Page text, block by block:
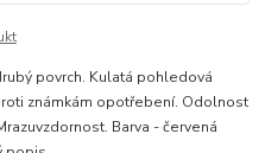
povrch. Kulatá pohledová
známkám opotřebení. Odolnost
Barva - červená